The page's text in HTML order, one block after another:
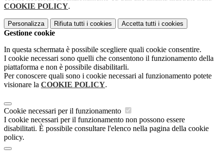
COOKIE POLICY.
Personalizza Rifiuta tutti i cookies Accetta tutti i cookies
Gestione cookie
In questa schermata è possibile scegliere quali cookie consentire.
I cookie necessari sono quelli che consentono il funzionamento della
piattaforma e non è possibile disabilitarli.
Per conoscere quali sono i cookie necessari al funzionamento potete
visionare la COOKIE POLICY.
Cookie necessari per il funzionamento
I cookie necessari per il funzionamento non possono essere
disabilitati. È possibile consultare l'elenco nella pagina della cookie
policy.